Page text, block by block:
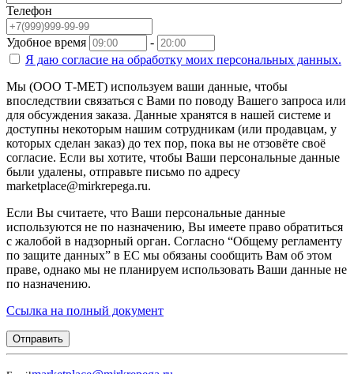
Телефон
Удобное время
-
Я даю согласие на обработку моих персональных данных.
Мы (ООО Т-МЕТ) используем ваши данные, чтобы
впоследствии связаться с Вами по поводу Вашего запроса или
для обсуждения заказа. Данные хранятся в нашей системе и
доступны некоторым нашим сотрудникам (или продавцам, у
которых сделан заказ) до тех пор, пока вы не отзовёте своё
согласие. Если вы хотите, чтобы Ваши персональные данные
были удалены, отправьте письмо по адресу
marketplace@mirkrepega.ru.
Если Вы считаете, что Ваши персональные данные
используются не по назначению, Вы имеете право обратиться
с жалобой в надзорный орган. Согласно “Общему регламенту
по защите данных” в ЕС мы обязаны сообщить Вам об этом
праве, однако мы не планируем использовать Ваши данные не
по назначению.
Ссылка на полный документ
Отправить